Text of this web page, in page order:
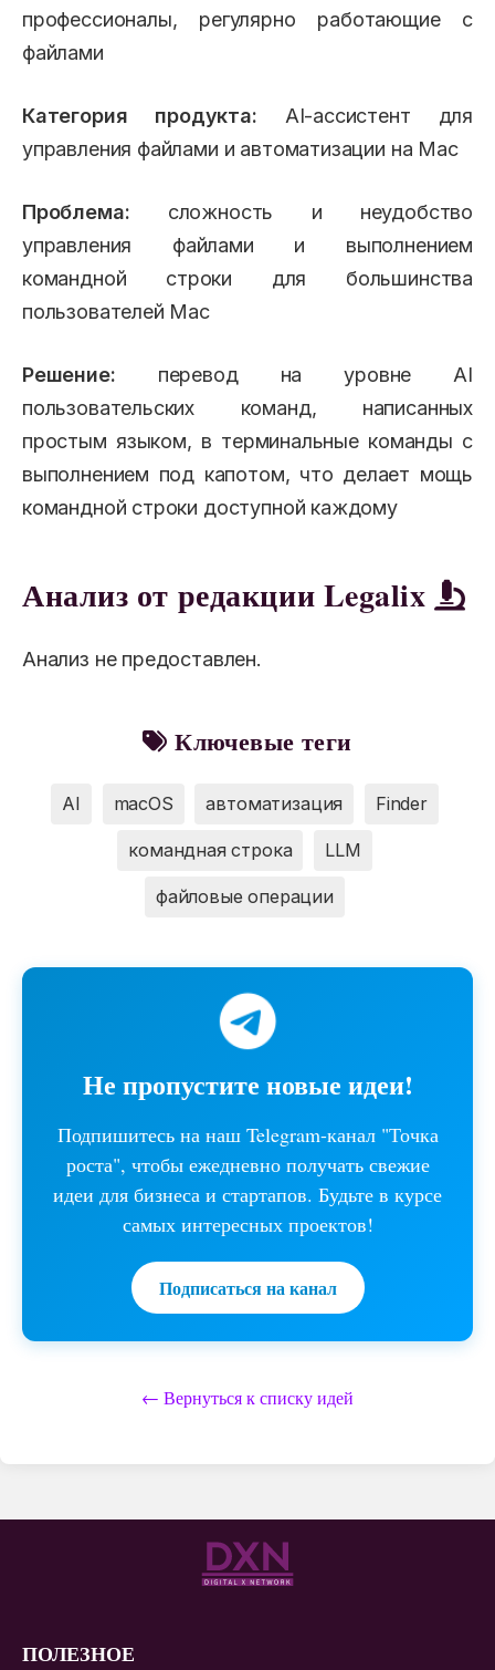
профессионалы, регулярно работающие с
файлами
Категория продукта: AI-ассистент для
управления файлами и автоматизации на Mac
Проблема: сложность и неудобство
управления файлами и выполнением
командной строки для большинства
пользователей Mac
Решение: перевод на уровне AI
пользовательских команд, написанных
простым языком, в терминальные команды с
выполнением под капотом, что делает мощь
командной строки доступной каждому
Анализ от редакции Legalix
Анализ не предоставлен.
Ключевые теги
AI macOS автоматизация Finder
командная строка LLM
файловые операции
Не пропустите новые идеи!
Подпишитесь на наш Telegram-канал "Точка
роста", чтобы ежедневно получать свежие
идеи для бизнеса и стартапов. Будьте в курсе
самых интересных проектов!
Подписаться на канал
← Вернуться к списку идей
ПОЛЕЗНОЕ